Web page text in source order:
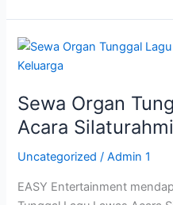
Sewa Organ
Acara
Uncategorized /Admin 1
EASY Entertainment
Sewa
Organ
Lagu
Lawas
Silaturahmi